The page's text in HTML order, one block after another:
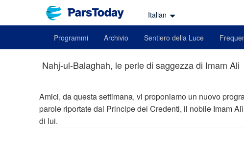
Italian
Programmi Archivio Sentiero della Luce
Nahj-ul-Balaghah, le perle di saggezza di Imam Ali
Amici, da questa settimana, vi proponiamo un nuovo
parole riportate dal Principe dei Credenti, il nobile Imam
di lui.